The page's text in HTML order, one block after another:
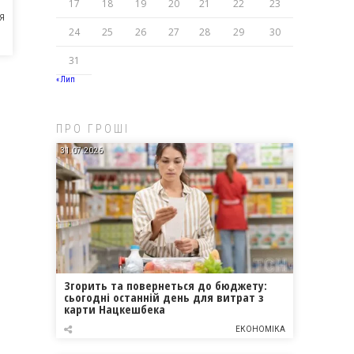
17 18 19 20 21 22 23
24 25 26 27 28 29 30
31
« Лип
ПРО ГРОШІ
31.07.2026
Згорить та повернеться до бюджету:
сьогодні останній день для витрат з
карти Нацкешбека
ЕКОНОМІКА